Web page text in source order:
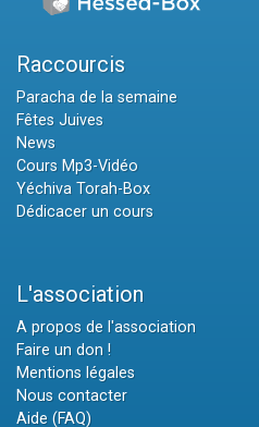
Raccourcis
Paracha de la semaine
Fêtes Juives
News
Cours Mp3-Vidéo
Yéchiva Torah-Box
Dédicacer un cours
L'association
A propos de l'association
Faire un don !
Mentions légales
Nous contacter
Aide (FAQ)